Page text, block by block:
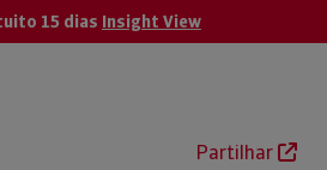
15 dias Insight View
Partilhar